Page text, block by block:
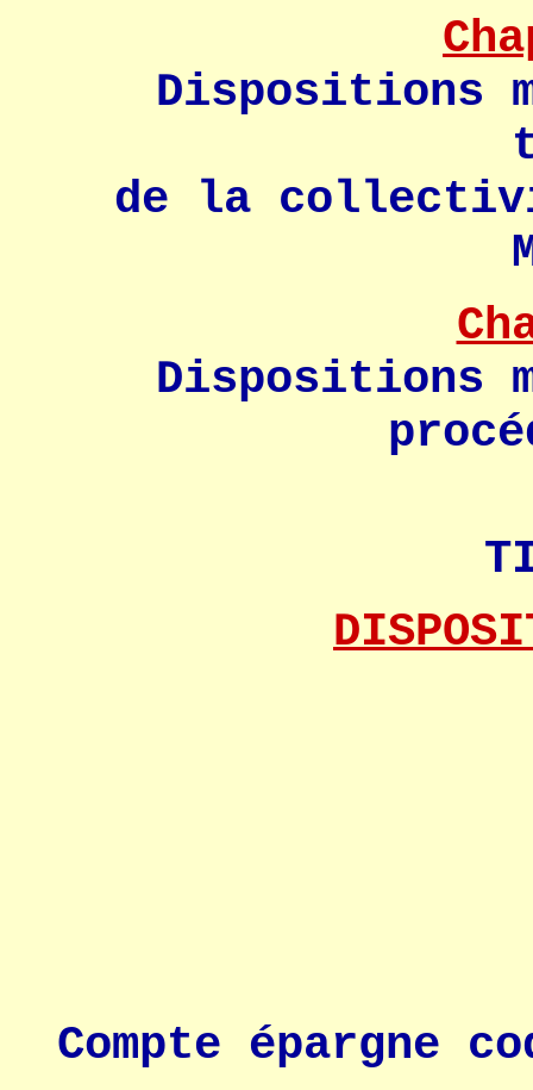
Dispositions
de la
Dispositions
Compte épargne